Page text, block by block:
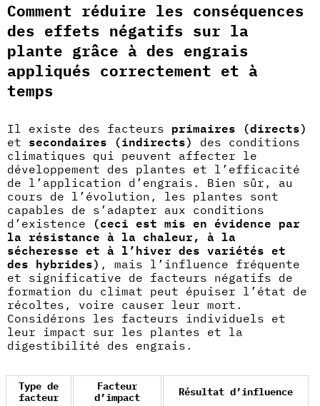
Comment réduire les conséquences
des effets négatifs sur la
plante grâce à des engrais
appliqués correctement et à
temps
Il existe des facteurs primaires (directs)
et secondaires (indirects)
des conditions
climatiques qui peuvent affecter le
développement des plantes et l’efficacité
de l’application d’engrais. Bien sûr, au
cours de l’évolution, les plantes sont
capables de s’adapter aux conditions
d’existence
(ceci est mis en évidence par
la résistance à la chaleur, à la
sécheresse et à l’hiver des variétés et
des hybrides) , mais l’influence fréquente
et significative de facteurs négatifs de
formation du climat peut épuiser l’état de
récoltes, voire causer leur mort.
Considérons les facteurs individuels et
leur impact sur les plantes et la
digestibilité des engrais .
Type de
facteur
Facteur
d’impact
Résultat d’influence